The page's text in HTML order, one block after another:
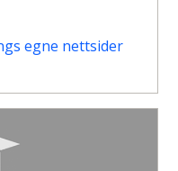
egne nettsider